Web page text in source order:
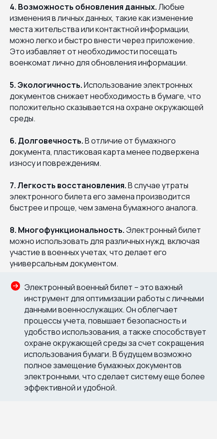
4. Возможность обновления данных.Любые
изменения в личных данных, такие как изменение
места жительства или контактной информации,
можно легко и быстро внести через приложение.
Это избавляет от необходимости посещать
военкомат лично для обновления информации.
5. Экологичность.Использование электронных
документов снижает необходимость в бумаге, что
положительно сказывается на охране окружающей
среды.
6. Долговечность.В отличие от бумажного
документа, пластиковая карта менее подвержена
износу и повреждениям.
7. Легкость восстановления.В случае утраты
электронного билета его замена производится
быстрее и проще, чем замена бумажного аналога.
8. Многофункциональность. Электронный билет
можно использовать для различных нужд, включая
участие в военных учетах, что делает его
универсальным документом.
Электронный военный билет – это важный
инструмент для оптимизации работы с личными
данными военнослужащих. Он облегчает
процессы учета, повышает безопасность и
удобство использования, а также способствует
охране окружающей среды за счет сокращения
использования бумаги. В будущем возможно
полное замещение бумажных документов
электронными, что сделает систему еще более
эффективной и удобной.